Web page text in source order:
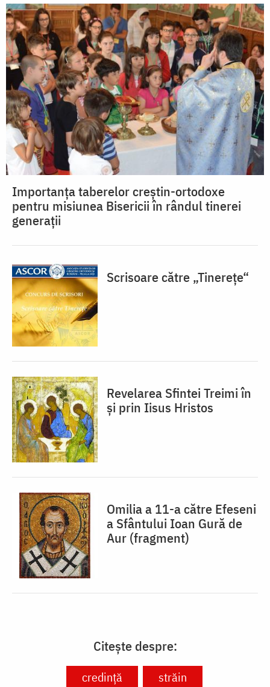
Importanța taberelor creștin-ortodoxe
pentru misiunea Bisericii în rândul tinerei
generații
Scrisoare către „Tinereţe“
Revelarea Sfintei Treimi în
şi prin Iisus Hristos
Omilia a 11-a către Efeseni
a Sfântului Ioan Gură de
Aur (fragment)
Citește despre:
credință străin